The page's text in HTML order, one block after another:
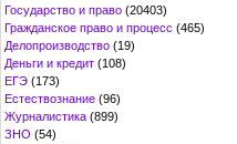
Государство и право (20403)
Гражданское право и процесс (465)
Делопроизводство (19)
Деньги и кредит (108)
ЕГЭ (173)
Естествознание (96)
Журналистика (899)
ЗНО (54)